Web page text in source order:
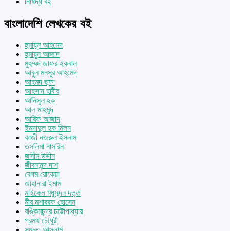
বাংলাদেশি লেখকের বই
হুমায়ূন আহমেদ
হুমায়ুন আজাদ
মুহম্মদ জাফর ইকবাল
আবুল মনসুর আহমেদ
আহমদ ছফা
আহসান হাবীব
আনিসুল হক
আল মাহমুদ
আরিফ আজাদ
ইমদাদুল হক মিলন
কাজী নজরুল ইসলাম
তসলিমা নাসরিন
জসীম উদ্দীন
জীবনানন্দ দাশ
বেগম রোকেয়া
জাহানারা ইমাম
মাইকেল মধুসূদন দত্ত
মীর মশাররফ হোসেন
বঙ্কিমচন্দ্র চট্টোপাধ্যায়
প্রমথ চৌধুরী